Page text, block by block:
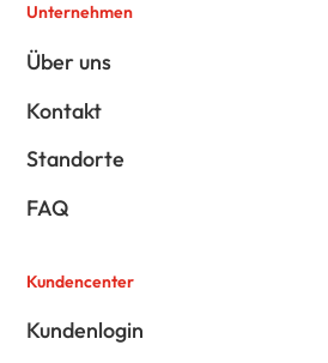
Unternehmen
Über uns
Kontakt
Standorte
FAQ
Kundencenter
Kundenlogin